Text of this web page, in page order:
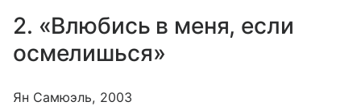
2. «Влюбись в меня, если
осмелишься»
Ян Самюэль, 2003